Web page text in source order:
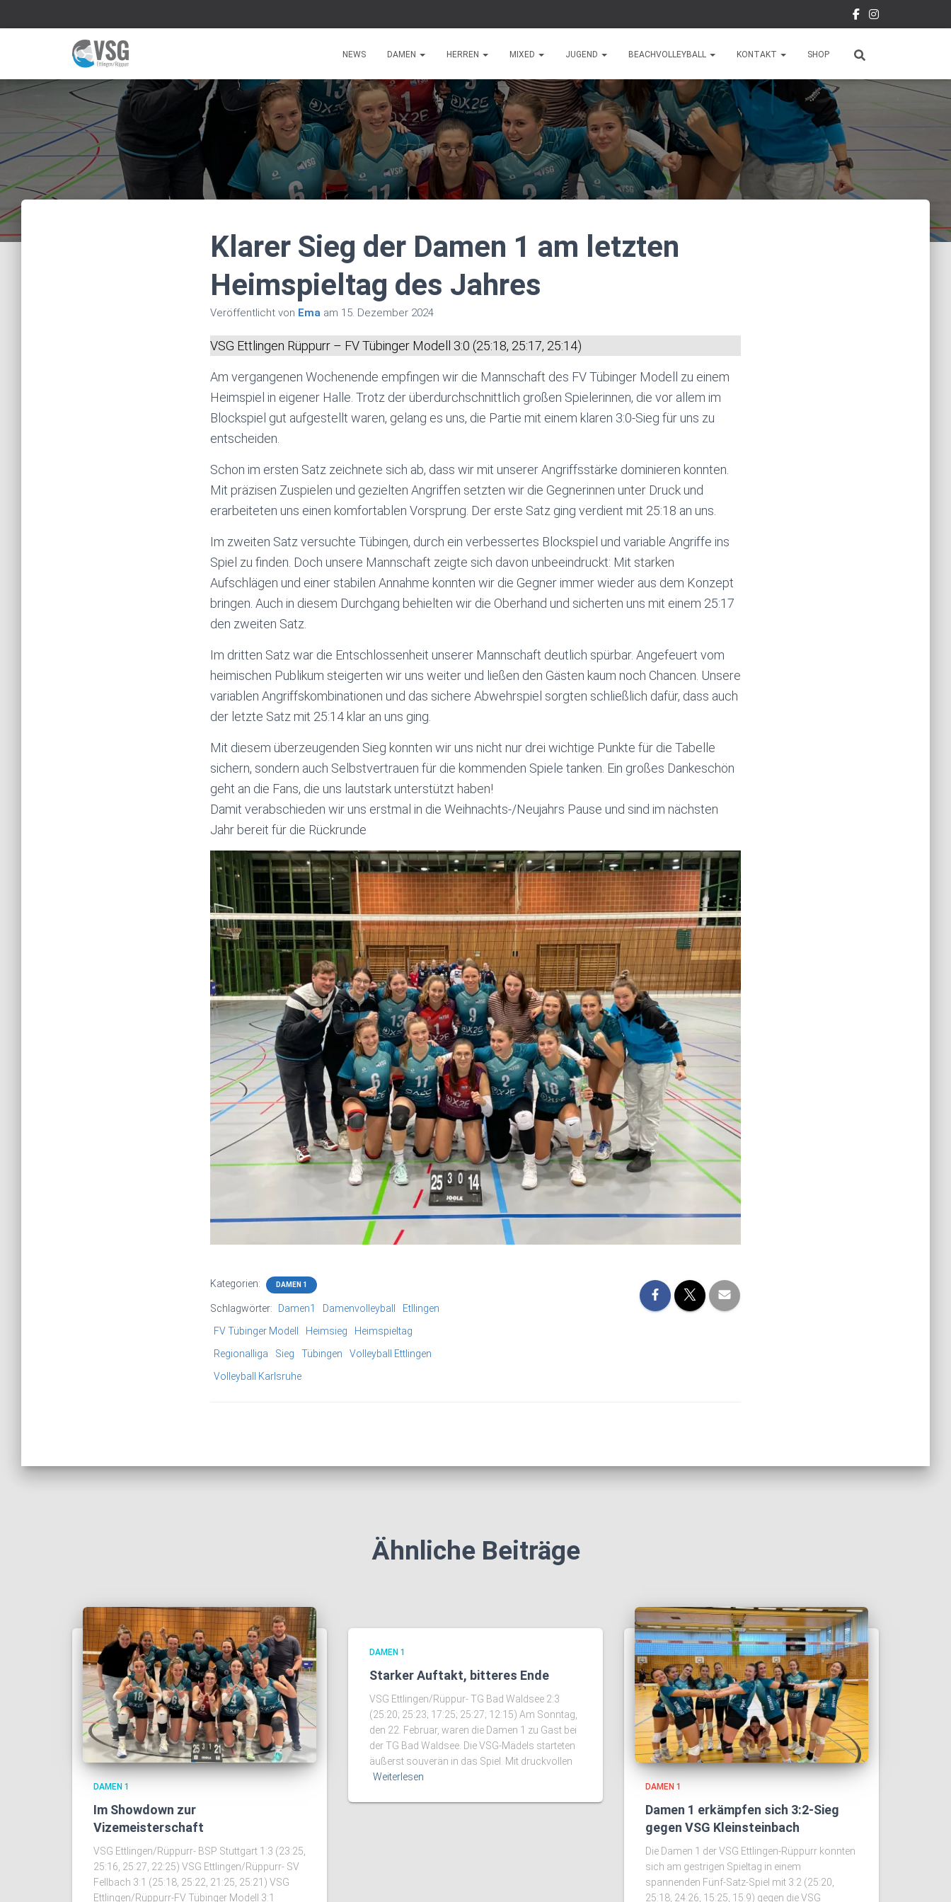
NEWS DAMEN HERREN MIXED JUGEND BEACHVOLLEYBALL KONTAKT SHOP
Klarer Sieg der Damen 1 am letzten
Heimspieltag des Jahres
Veröffentlicht von Ema am 15. Dezember 2024
VSG Ettlingen Rüppurr – FV Tübinger Modell 3:0 (25:18, 25:17, 25:14)
Am vergangenen Wochenende empfingen wir die Mannschaft des FV Tübinger Modell zu einem
Heimspiel in eigener Halle. Trotz der überdurchschnittlich großen Spielerinnen, die vor allem im
Blockspiel gut aufgestellt waren, gelang es uns, die Partie mit einem klaren 3:0-Sieg für uns zu
entscheiden.
Schon im ersten Satz zeichnete sich ab, dass wir mit unserer Angriffsstärke dominieren konnten.
Mit präzisen Zuspielen und gezielten Angriffen setzten wir die Gegnerinnen unter Druck und
erarbeiteten uns einen komfortablen Vorsprung. Der erste Satz ging verdient mit 25:18 an uns.
Im zweiten Satz versuchte Tübingen, durch ein verbessertes Blockspiel und variable Angriffe ins
Spiel zu finden. Doch unsere Mannschaft zeigte sich davon unbeeindruckt: Mit starken
Aufschlägen und einer stabilen Annahme konnten wir die Gegner immer wieder aus dem Konzept
bringen. Auch in diesem Durchgang behielten wir die Oberhand und sicherten uns mit einem 25:17
den zweiten Satz.
Im dritten Satz war die Entschlossenheit unserer Mannschaft deutlich spürbar. Angefeuert vom
heimischen Publikum steigerten wir uns weiter und ließen den Gästen kaum noch Chancen. Unsere
variablen Angriffskombinationen und das sichere Abwehrspiel sorgten schließlich dafür, dass auch
der letzte Satz mit 25:14 klar an uns ging.
Mit diesem überzeugenden Sieg konnten wir uns nicht nur drei wichtige Punkte für die Tabelle
sichern, sondern auch Selbstvertrauen für die kommenden Spiele tanken. Ein großes Dankeschön
geht an die Fans, die uns lautstark unterstützt haben!
Damit verabschieden wir uns erstmal in die Weihnachts-/Neujahrs Pause und sind im nächsten
Jahr bereit für die Rückrunde
Kategorien: DAMEN 1
Schlagwörter: Damen1 Damenvolleyball
Etllingen
FV Tübinger Modell
Heimsieg
Heimspieltag
Regionalliga
Sieg Tübingen
Volleyball Ettlingen
Volleyball Karlsruhe
Ähnliche Beiträge
DAMEN 1
Im Showdown zur
Vizemeisterschaft
VSG Ettlingen/Rüppurr- BSP Stuttgart 1:3 (23:25,
25:16, 25:27, 22:25) VSG Ettlingen/Rüppurr- SV
Fellbach 3:1 (25:18, 25:22, 21:25, 25:21) VSG
Ettlingen/Rüppurr-FV Tübinger Modell 3:1
DAMEN 1
Starker Auftakt, bitteres Ende
VSG Ettlingen/Rüppur- TG Bad Waldsee 2:3
(25:20; 25:23; 17:25; 25:27; 12:15) Am Sonntag,
den 22. Februar, waren die Damen 1 zu Gast bei
der TG Bad Waldsee. Die VSG-Mädels starteten
äußerst souverän in das Spiel. Mit druckvollen
Weiterlesen
DAMEN 1
Damen 1 erkämpfen sich 3:2-Sieg
gegen VSG Kleinsteinbach
Die Damen 1 der VSG Ettlingen-Rüppurr konnten
sich am gestrigen Spieltag in einem
spannenden Fünf-Satz-Spiel mit 3:2 (25:20,
25:18, 24:26, 15:25, 15:9) gegen die VSG